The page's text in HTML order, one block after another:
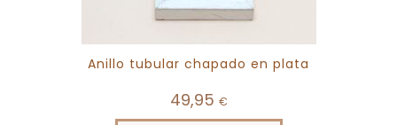
Anillo tubular chapado en plata
49,95 €